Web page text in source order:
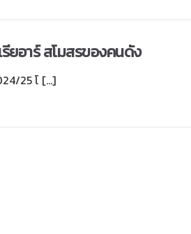
รียอาร์ สโมสรของคนดัง
25 โ […]